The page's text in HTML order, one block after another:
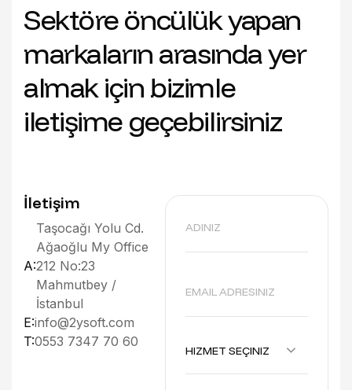
Sektöre öncülük yapan
markaların arasında yer
almak için bizimle
iletişime geçebilirsiniz
İletişim
A:
Taşocağı Yolu Cd.
Ağaoğlu My Office
212 No:23
Mahmutbey /
İstanbul
E:info@2ysoft.com
T:0553 7347 70 60
HIZMET SEÇINIZ